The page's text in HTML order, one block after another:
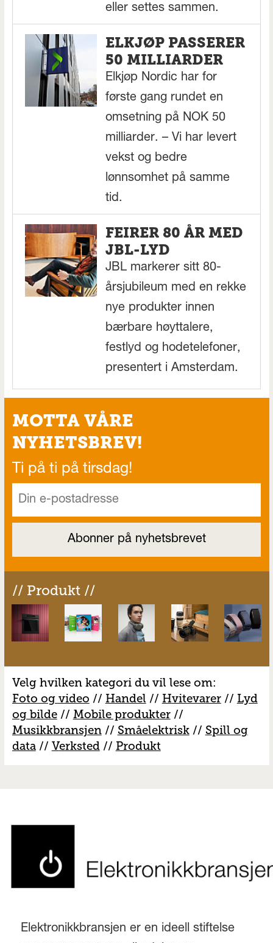
eller settes sammen.
ELKJØP PASSERER
50 MILLIARDER
Elkjøp Nordic har for
første gang rundet en
omsetning på NOK 50
milliarder. – Vi har levert
vekst og bedre
lønnsomhet på samme
tid.
FEIRER 80 ÅR MED
JBL-LYD
JBL markerer sitt 80-
årsjubileum med en rekke
nye produkter innen
bærbare høyttalere,
festlyd og hodetelefoner,
presentert i Amsterdam.
MOTTA VÅRE
NYHETSBREV!
Ti på ti på tirsdag!
// Produkt //
Velg hvilken kategori du vil lese om:
Foto og video // Handel // Hvitevarer// Lyd
og bilde// Mobile produkter//
Musikkbransjen// Småelektrisk// Spill og
data// Verksted// Produkt
Elektronikkbransjen er en ideell stiftelse